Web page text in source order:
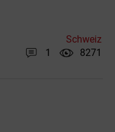
Schweiz
1 8271